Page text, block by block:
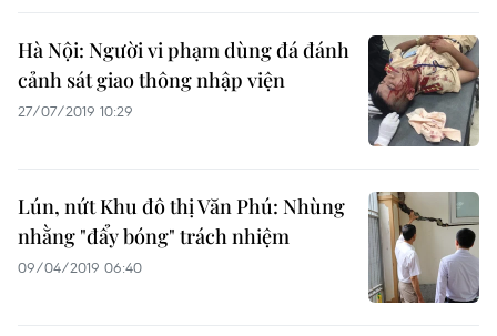
Hà Nội: Người vi phạm dùng đá đánh
cảnh sát giao thông nhập viện
27/07/2019 10:29
Lún, nứt Khu đô thị Văn Phú: Nhùng
nhằng "đẩy bóng" trách nhiệm
09/04/2019 06:40